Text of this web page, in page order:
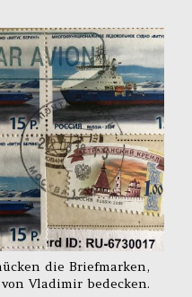
die Briefmarken,
Vladimir bedecken.